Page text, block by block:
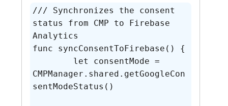
/// Synchronizes the consent
status from CMP to Firebase
Analytics
func syncConsentToFirebase() {
CMPManager.shared.getGoogleCon
sentModeStatus()